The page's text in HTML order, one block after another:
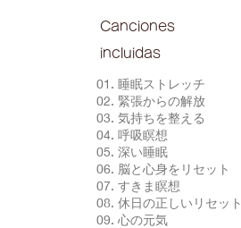
Canciones
incluidas
01. 睡眠ストレッチ
02. 緊張からの解放
03. 気持ちを整える
04. 呼吸瞑想
05. 深い睡眠
06. 脳と心身をリセット
07. すきま瞑想
08. 休日の正しいリセット
09. 心の元気